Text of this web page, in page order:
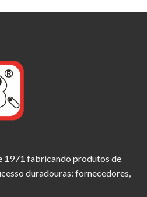
1971 fabricando produtos de
duradouras: fornecedores,